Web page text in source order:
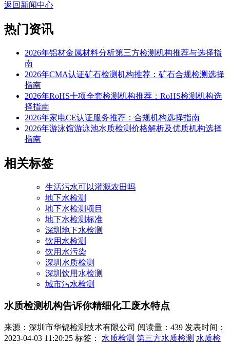
返回新闻中心
热门资讯
2026年铝材金属材料分析第三方检测机构推荐与选择指
南
2026年CMA认证矿石检测机构推荐：矿石合规检测选择
指南
2026年RoHS十项全套检测机构推荐：RoHS检测机构选
择指南
2026年家电CE认证服务推荐：合规机构选择指南
2026年游泳馆游泳池水质检测价格解析及优质机构选择
指南
相关标签
生活污水可以灌溉农田吗
地下水检测
地下水检测项目
地下水检测标准
深圳地下水检测
饮用水检测
饮用水污染
深圳水质检测
深圳饮用水检测
城市污水检测
水质检测机构告诉你精细化工废水特点
来源：深圳市华锦检测技术有限公司 阅读量：439 发表时间：
2023-04-03 11:20:25 标签： 水质检测 第三方水质检测 水质检